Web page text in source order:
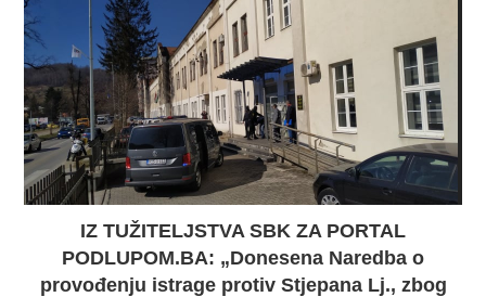
IZ TUŽITELJSTVA SBK ZA PORTAL
PODLUPOM.BA: „Donesena Naredba o
provođenju istrage protiv Stjepana Lj., zbog